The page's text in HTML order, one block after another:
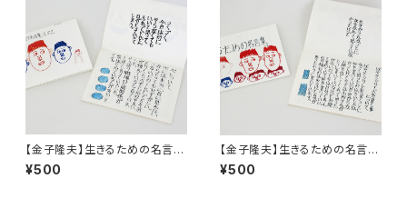
【金子隆夫】生きるための名言
集。その２
¥500
【金子隆夫】生きるための名言
集。
¥500